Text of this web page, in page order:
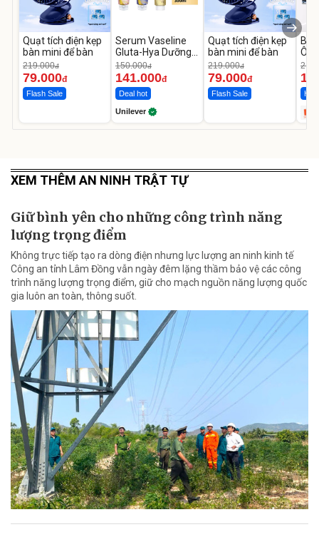
Quạt tích điện kẹp
bàn mini để bàn
219.000đ
79.000đ
Flash Sale
Serum Vaseline
Gluta-Hya Dưỡng
Da Sáng Mịn Sau 7
Ngày
150.000đ
141.000đ
Deal hot
Unilever
Quạt tích điện kẹp
bàn mini để bàn
219.000đ
79.000đ
Flash Sale
Ô
Hot
XEM THÊM AN NINH TRẬT TỰ
Giữ bình yên cho những công trình năng
lượng trọng điểm
Không trực tiếp tạo ra dòng điện nhưng lực lượng an ninh kinh tế
Công an tỉnh Lâm Đồng vẫn ngày đêm lặng thầm bảo vệ các công
trình năng lượng trọng điểm, giữ cho mạch nguồn năng lượng quốc
gia luôn an toàn, thông suốt.